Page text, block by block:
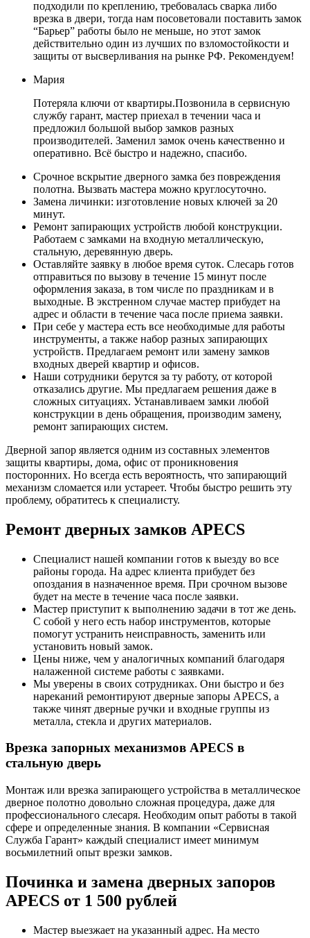
подходили по креплению, требовалась сварка либо
врезка в двери, тогда нам посоветовали поставить замок
“Барьер” работы было не меньше, но этот замок
действительно один из лучших по взломостойкости и
защиты от высверливания на рынке РФ. Рекомендуем!
Мария
Потеряла ключи от квартиры.Позвонила в сервисную
службу гарант, мастер приехал в течении часа и
предложил большой выбор замков разных
производителей. Заменил замок очень качественно и
оперативно. Всё быстро и надежно, спасибо.
Срочное вскрытие дверного замка без повреждения
полотна. Вызвать мастера можно круглосуточно.
Замена личинки: изготовление новых ключей за 20
минут.
Ремонт запирающих устройств любой конструкции.
Работаем с замками на входную металлическую,
стальную, деревянную дверь.
Оставляйте заявку в любое время суток. Слесарь готов
отправиться по вызову в течение 15 минут после
оформления заказа, в том числе по праздникам и в
выходные. В экстренном случае мастер прибудет на
адрес и области в течение часа после приема заявки.
При себе у мастера есть все необходимые для работы
инструменты, а также набор разных запирающих
устройств. Предлагаем ремонт или замену замков
входных дверей квартир и офисов.
Наши сотрудники берутся за ту работу, от которой
отказались другие. Мы предлагаем решения даже в
сложных ситуациях. Устанавливаем замки любой
конструкции в день обращения, производим замену,
ремонт запирающих систем.
Дверной запор является одним из составных элементов
защиты квартиры, дома, офис от проникновения
посторонних. Но всегда есть вероятность, что запирающий
механизм сломается или устареет. Чтобы быстро решить эту
проблему, обратитесь к специалисту.
Ремонт дверных замков APECS
Специалист нашей компании готов к выезду во все
районы города. На адрес клиента прибудет без
опоздания в назначенное время. При срочном вызове
будет на месте в течение часа после заявки.
Мастер приступит к выполнению задачи в тот же день.
С собой у него есть набор инструментов, которые
помогут устранить неисправность, заменить или
установить новый замок.
Цены ниже, чем у аналогичных компаний благодаря
налаженной системе работы с заявками.
Мы уверены в своих сотрудниках. Они быстро и без
нареканий ремонтируют дверные запоры APECS, а
также чинят дверные ручки и входные группы из
металла, стекла и других материалов.
Врезка запорных механизмов APECS в
стальную дверь
Монтаж или врезка запирающего устройства в металлическое
дверное полотно довольно сложная процедура, даже для
профессионального слесаря. Необходим опыт работы в такой
сфере и определенные знания. В компании «Сервисная
Служба Гарант» каждый специалист имеет минимум
восьмилетний опыт врезки замков.
Починка и замена дверных запоров
APECS от 1 500 рублей
Мастер выезжает на указанный адрес. На место